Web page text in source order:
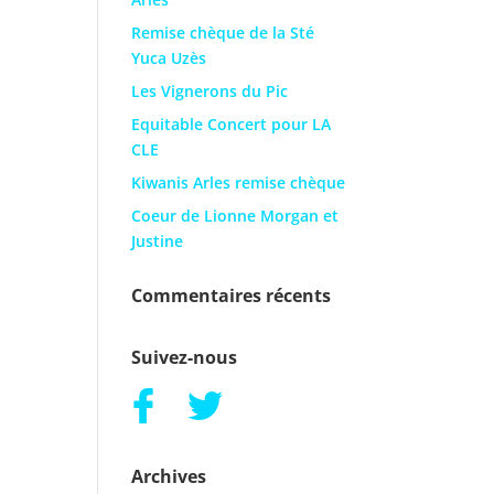
Remise chèque de la Sté
Yuca Uzès
Les Vignerons du Pic
Equitable Concert pour LA
CLE
Kiwanis Arles remise chèque
Coeur de Lionne Morgan et
Justine
Commentaires récents
Suivez-nous
Archives